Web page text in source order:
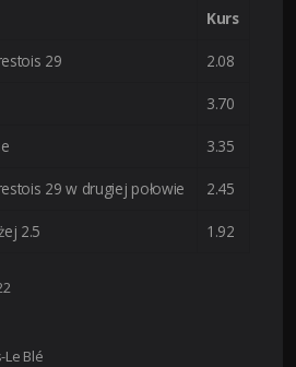
Kurs
29 2.08
3.70
3.35
29 w drugiej połowie 2.45
2.5 1.92
Le Blé